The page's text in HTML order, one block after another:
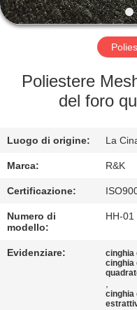
GIRO
FABBRICA
DI
QUALITÀ
CONTATTICI
NOTIZIE
Poliestere
del foro
Luogo di origine: La
Marca: R&K
Certificazione:
Numero di
modello:
HH-01
Evidenziare: cinghia
cinghia
,
cinghia